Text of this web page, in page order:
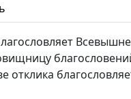
отклика